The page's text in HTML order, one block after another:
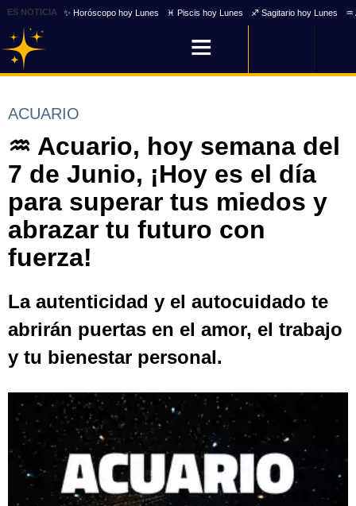
ES NOTICIA ✨ Horóscopo hoy Lunes ♓ Piscis hoy Lunes ♐ Sagitario hoy Lunes
ACUARIO
♒ Acuario, hoy semana del
7 de Junio, ¡Hoy es el día
para superar tus miedos y
abrazar tu futuro con
fuerza!
La autenticidad y el autocuidado te
abrirán puertas en el amor, el trabajo
y tu bienestar personal.